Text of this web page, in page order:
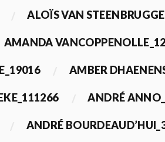
ALOÏS VAN
AMANDA
AMBER
ANDRÉ
ANDRÉ